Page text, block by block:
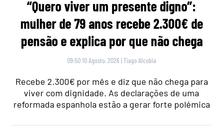
“Quero viver um presente digno”:
mulher de 79 anos recebe 2.300€ de
pensão e explica por que não chega
09:50 10 Agosto, 2026 |Tiago Alcobia
Recebe 2.300€ por mês e diz que não chega para
viver com dignidade. As declarações de uma
reformada espanhola estão a gerar forte polémica